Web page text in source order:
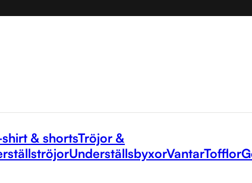
shirt & shortsTröjor &
UnderställsbyxorVantarTofflor